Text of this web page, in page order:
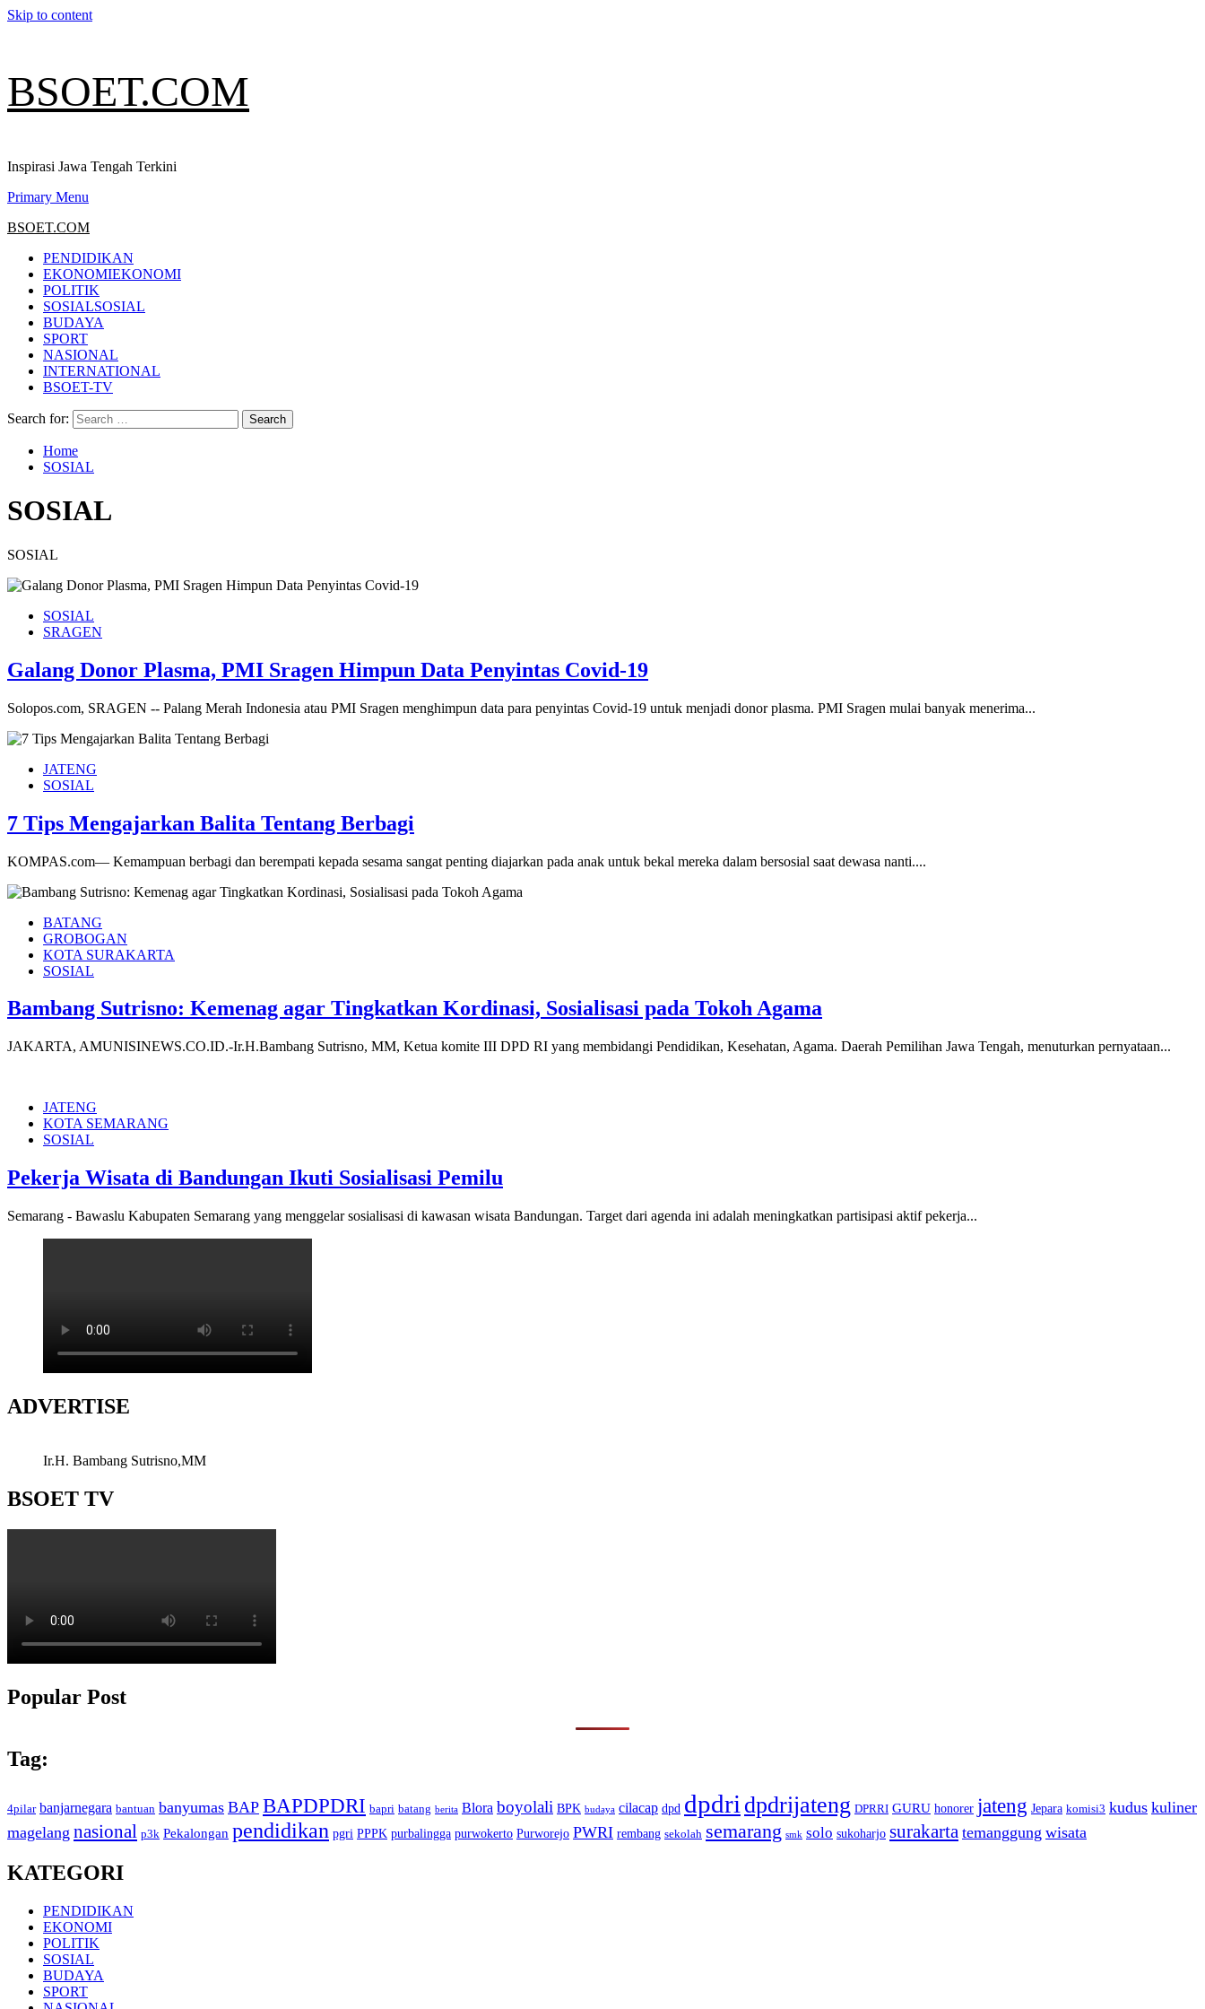
Skip to content
BSOET.COM
Inspirasi Jawa Tengah Terkini
Primary Menu
BSOET.COM
PENDIDIKAN
EKONOMIEKONOMI
POLITIK
SOSIALSOSIAL
BUDAYA
SPORT
NASIONAL
INTERNATIONAL
BSOET-TV
Search for:
Home
SOSIAL
SOSIAL
SOSIAL
SOSIAL
SRAGEN
Galang Donor Plasma, PMI Sragen Himpun Data Penyintas Covid-19
Solopos.com, SRAGEN -- Palang Merah Indonesia atau PMI Sragen menghimpun data para penyintas Covid-19 untuk menjadi donor plasma. PMI Sragen mulai banyak menerima...
JATENG
SOSIAL
7 Tips Mengajarkan Balita Tentang Berbagi
KOMPAS.com— Kemampuan berbagi dan berempati kepada sesama sangat penting diajarkan pada anak untuk bekal mereka dalam bersosial saat dewasa nanti....
BATANG
GROBOGAN
KOTA SURAKARTA
SOSIAL
Bambang Sutrisno: Kemenag agar Tingkatkan Kordinasi, Sosialisasi pada Tokoh Agama
JAKARTA, AMUNISINEWS.CO.ID.-Ir.H.Bambang Sutrisno, MM, Ketua komite III DPD RI yang membidangi Pendidikan, Kesehatan, Agama. Daerah Pemilihan Jawa Tengah, menuturkan pernyataan...
JATENG
KOTA SEMARANG
SOSIAL
Pekerja Wisata di Bandungan Ikuti Sosialisasi Pemilu
Semarang - Bawaslu Kabupaten Semarang yang menggelar sosialisasi di kawasan wisata Bandungan. Target dari agenda ini adalah meningkatkan partisipasi aktif pekerja...
ADVERTISE
Ir.H. Bambang Sutrisno,MM
BSOET TV
Popular Post
Tag:
4pilar banjarnegara bantuan banyumas BAP BAPDPDRI bapri batang berita Blora boyolali BPK budaya cilacap dpd dpdri dpdrijateng DPRRI GURU honorer jateng Jepara komisi3 kudus kuliner
magelang nasional p3k Pekalongan pendidikan pgri PPPK purbalingga purwokerto Purworejo PWRI rembang sekolah semarang smk solo sukoharjo surakarta temanggung wisata
KATEGORI
PENDIDIKAN
EKONOMI
POLITIK
SOSIAL
BUDAYA
SPORT